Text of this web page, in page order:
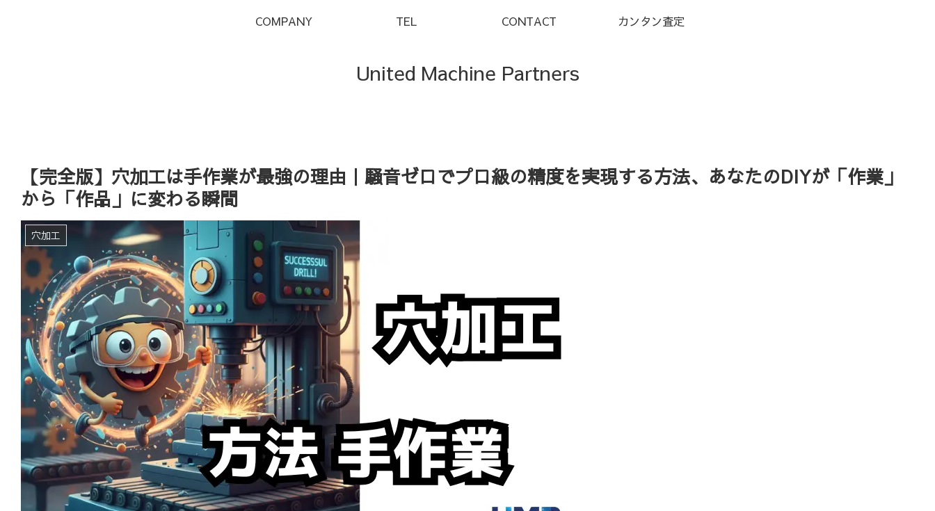
United Machine Partners
COMPANY TEL CONTACT カンタン査定
【完全版】穴加工は手作業が最強の理由｜騒音ゼロでプロ級の精度を実現する方法、あなたのDIYが「作業」
から「作品」に変わる瞬間
穴加工